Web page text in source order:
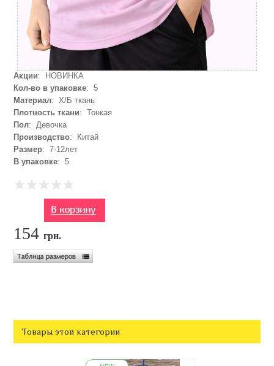
Акции: НОВИНКА
Кол-во в упаковке: 5
Материал: Х/Б ткань
Плотность ткани: Тонкая
Пол: Девочка
Производство: Китай
Размер: 7-12лет
В упаковке: 5
154грн.
Товары этой категории